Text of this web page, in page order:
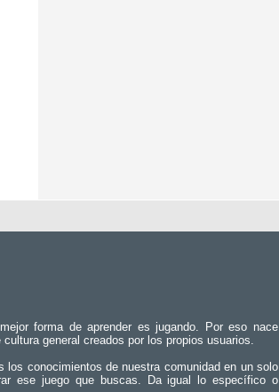
forma de aprender es jugando. Por eso nace
general creados por los propios usuarios.
los conocimientos de nuestra comunidad en un solo
ese juego que buscas. Da igual lo específico o